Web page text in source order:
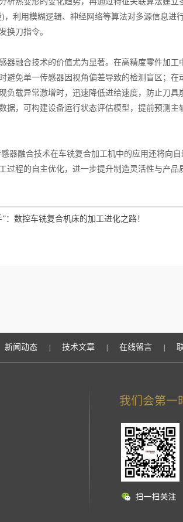
，利用模糊逻辑、神经网络等算法对多源信息
换刀指令。
融合技术的价值尤为显著。在高精度零件加工
避免单一传感器因视角偏差导致的检测盲区；
负载异常激增时，迅速降低进给速度，防止刀
据，可构建设备运行状态评估模型，提前预测
融合技术在车铣复合加工机中的应用还将向
过程的自主优化，进一步提升制造灵活性与产品
：数控车铣复合机床的加工进化之路！
新闻动态 技术文章 在线留言